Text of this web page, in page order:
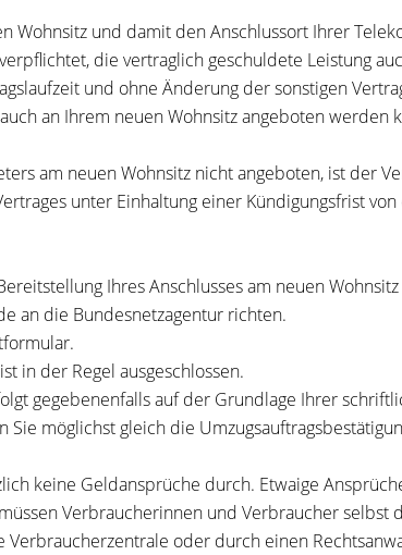
Wohnsitz und damit den Anschlussort Ihrer
die vertraglich geschuldete Leistung
und ohne Änderung der sonstigen
an Ihrem neuen Wohnsitz angeboten werden
am neuen Wohnsitz nicht angeboten, ist der
unter Einhaltung einer Kündigungsfrist
Ihres Anschlusses am neuen
an die Bundesnetzagentur richten.
in der Regel ausgeschlossen.
gegebenenfalls auf der Grundlage Ihrer
Sie möglichst gleich die
keine Geldansprüche durch. Etwaige
Verbraucherinnen und Verbraucher selbst
oder durch einen